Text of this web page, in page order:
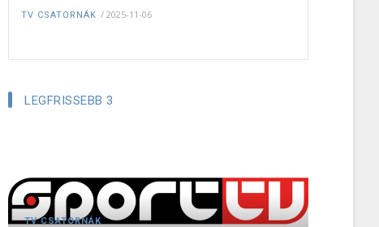
TV CSATORNÁK / 2025-11-06
LEGFRISSEBB 3
TV CSATORNÁK